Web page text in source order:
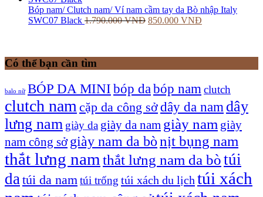
Bóp nam/ Clutch nam/ Ví nam cầm tay da Bò nhập Italy
SWC07 Black 1.790.000VNĐ 850.000 VNĐ
Có thể bạn cần tìm
balo nữ BÓP DA MINI bóp da bóp nam clutch
clutch nam cặp da công sởdây da nam dây
lưng nam giày da giày da nam giày nam giày
nam công sở giày nam da bònịt bụng nam
thắt lưng nam thắt lưng nam da bòtúi
da túi da namtúi trống túi xách du lịch túi xách